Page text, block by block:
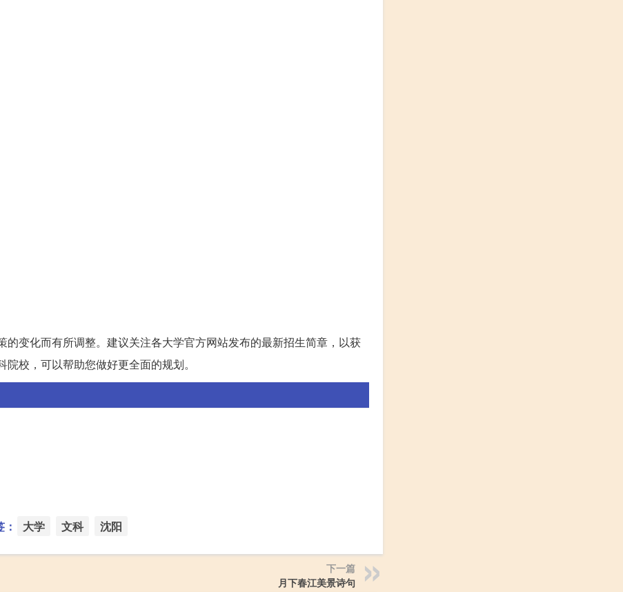
变化而有所调整。建议关注各大学官方网站发布的最新招生简章，以获
校，可以帮助您做好更全面的规划。
大学 文科 沈阳
下一篇
月下春江美景诗句